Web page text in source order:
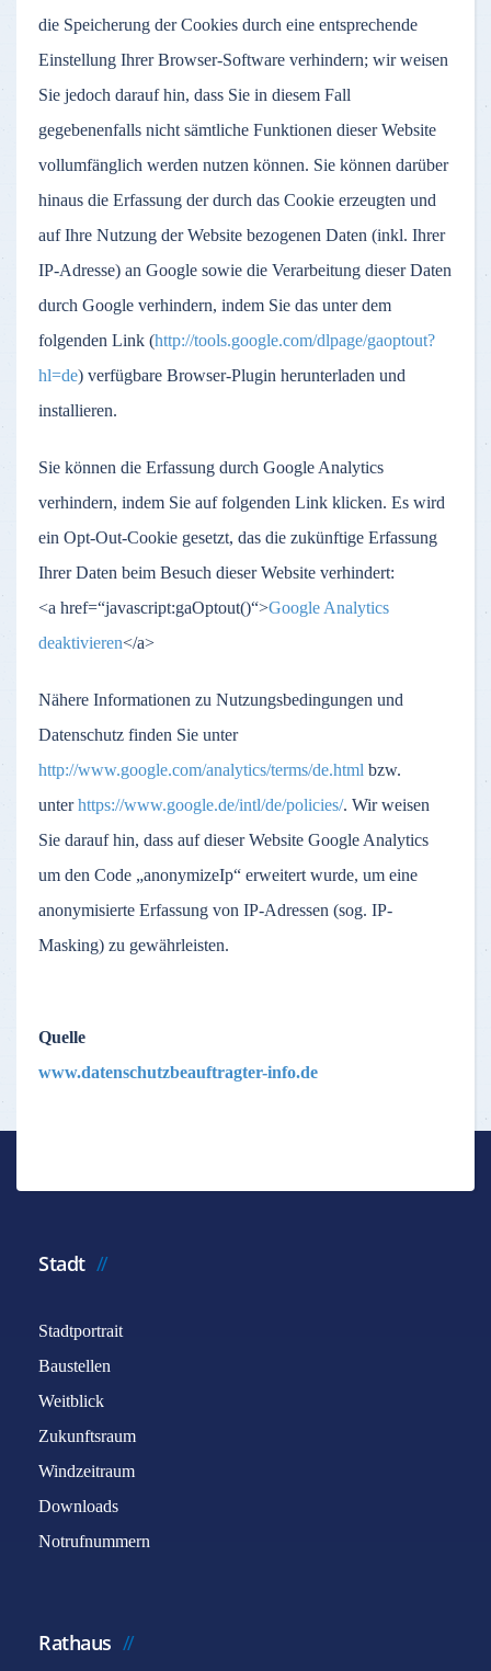
die Speicherung der Cookies durch eine entsprechende
Einstellung Ihrer Browser-Software verhindern; wir weisen
Sie jedoch darauf hin, dass Sie in diesem Fall
gegebenenfalls nicht sämtliche Funktionen dieser Website
vollumfänglich werden nutzen können. Sie können darüber
hinaus die Erfassung der durch das Cookie erzeugten und
auf Ihre Nutzung der Website bezogenen Daten (inkl. Ihrer
IP-Adresse) an Google sowie die Verarbeitung dieser Daten
durch Google verhindern, indem Sie das unter dem
folgenden Link (http://tools.google.com/dlpage/gaoptout?
hl=de) verfügbare Browser-Plugin herunterladen und
installieren.
Sie können die Erfassung durch Google Analytics
verhindern, indem Sie auf folgenden Link klicken. Es wird
ein Opt-Out-Cookie gesetzt, das die zukünftige Erfassung
Ihrer Daten beim Besuch dieser Website verhindert:
<a href=“javascript:gaOptout()“>Google Analytics
deaktivieren</a>
Nähere Informationen zu Nutzungsbedingungen und
Datenschutz finden Sie unter
http://www.google.com/analytics/terms/de.html bzw.
unterhttps://www.google.de/intl/de/policies/. Wir weisen
Sie darauf hin, dass auf dieser Website Google Analytics
um den Code „anonymizeIp“ erweitert wurde, um eine
anonymisierte Erfassung von IP-Adressen (sog. IP-
Masking) zu gewährleisten.
Quelle
www.datenschutzbeauftragter-info.de
Stadt
Stadtportrait
Baustellen
Weitblick
Zukunftsraum
Windzeitraum
Downloads
Notrufnummern
Rathaus